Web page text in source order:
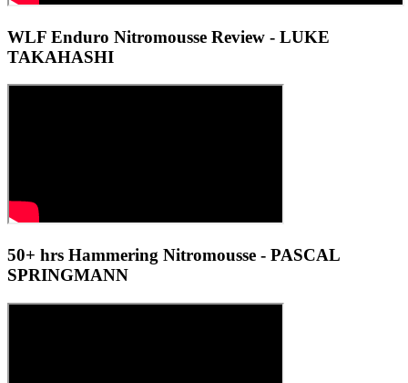
WLF Enduro Nitromousse Review - LUKE
TAKAHASHI
50+ hrs Hammering Nitromousse - PASCAL
SPRINGMANN